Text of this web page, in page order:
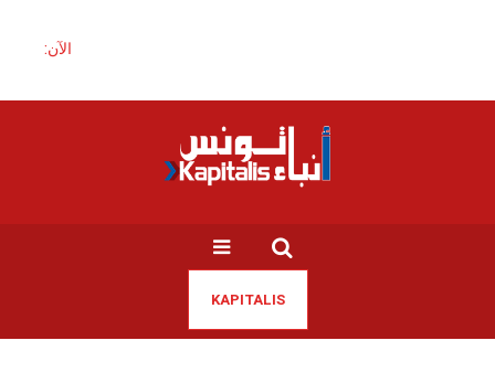
الآن:
KAPITALIS